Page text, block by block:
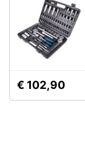
Videogiochi
Audio
€ 102,90